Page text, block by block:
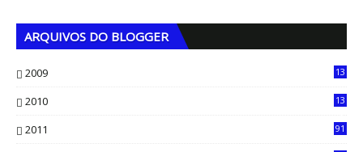
ARQUIVOS DO BLOGGER
2009
13
2010
13
2011 91